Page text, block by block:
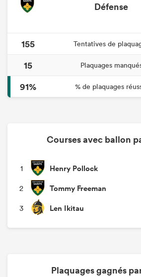
Défense
155 Tentatives de
15
Plaquages
91%
% de plaquages
Courses avec ballon
1 Henry Pollock
2 Tommy Freeman
3 Len Ikitau
Plaquages gagnés